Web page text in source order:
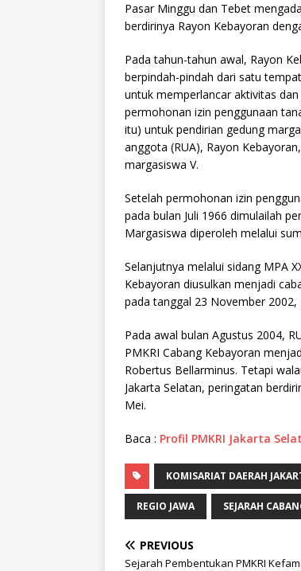
Pasar Minggu dan Tebet
berdirinya Rayon Kebayoran
Pada tahun-tahun awal, Rayon
berpindah-pindah dari satu
untuk memperlancar aktivitas
permohonan izin penggunaan
itu) untuk pendirian gedung
anggota (RUA), Rayon
margasiswa V.
Setelah permohonan izin
pada bulan Juli 1966 dimulailah
Margasiswa diperoleh melalui
Selanjutnya melalui sidang MPA
Kebayoran diusulkan menjadi
pada tanggal 23 November
Pada awal bulan Agustus 2004,
PMKRI Cabang Kebayoran
Robertus Bellarminus. Tetapi
Jakarta Selatan, peringatan
Mei.
Baca : Profil PMKRI Jakarta
KOMISARIAT DAERAH
REGIO JAWA SEJARAH
PREVIOUS
Sejarah Pembentukan PMKRI